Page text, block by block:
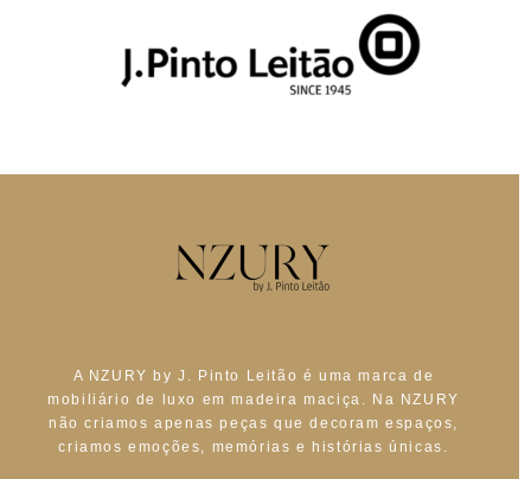
A NZURY by J. Pinto Leitão é uma marca de
mobiliário de luxo em madeira maciça. Na NZURY
não criamos apenas peças que decoram espaços,
criamos emoções, memórias e histórias únicas.